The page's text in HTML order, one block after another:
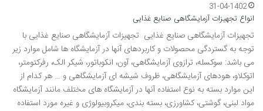
31-04-1402
انواع تجهیزات آزمایشگاهی صنایع غذایی
تجهیزات آزمایشگاهی صنایع غذایی تجهیزات آزمایشگاهی صنایع غذایی با
توجه به گستردگی محصولات و کاربردهای آنها در آزمایشگاه ها شامل موارد زیر
می باشد: سوکسله، ترازوی آزمایشگاهی، آون، انکوباتور، شیکر الک، رفرکتومتر،
اتوکلاو، هودهای آزمایشگاهی، ظروف شیشه ای آزمایشگاهی و … هر کدام از
این موارد بسته به نوع استفاده آنها در آزمایشگاه های مختلف مانند آزمایشگاه
مواد لبنی، گوشتی، کشاورزی، بسته بندی، میکروبیولوژی و غیره مورد استفاده